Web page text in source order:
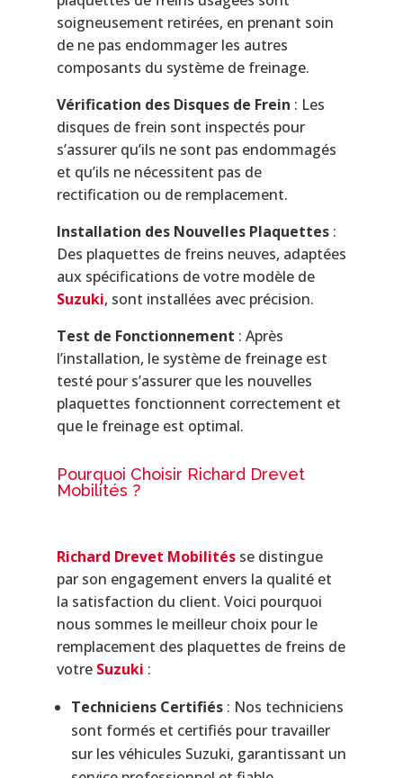
soigneusement retirées, en prenant soin
de ne pas endommager les autres
composants du système de freinage.
Vérification des Disques de Frein : Les
disques de frein sont inspectés pour
s’assurer qu’ils ne sont pas endommagés
et qu’ils ne nécessitent pas de
rectification ou de remplacement.
Installation des Nouvelles Plaquettes:
Des plaquettes de freins neuves, adaptées
aux spécifications de votre modèle de
Suzuki, sont installées avec précision.
Test de Fonctionnement : Après
l’installation, le système de freinage est
testé pour s’assurer que les nouvelles
plaquettes fonctionnent correctement et
que le freinage est optimal.
Pourquoi Choisir Richard Drevet
Mobilités ?
Richard Drevet Mobilitésse distingue
par son engagement envers la qualité et
la satisfaction du client. Voici pourquoi
nous sommes le meilleur choix pour le
remplacement des plaquettes de freins de
votre Suzuki :
Techniciens Certifiés: Nos techniciens
sont formés et certifiés pour travailler
sur les véhicules Suzuki, garantissant un